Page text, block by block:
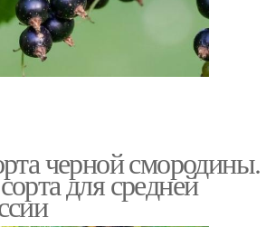
черной смородины.
для средней